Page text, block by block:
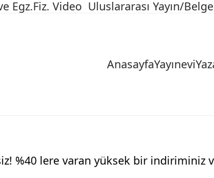
Egz.Fiz. Video Uluslararası Yayın/
AnasayfaYayınevi
%40 lere varan yüksek bir indiriminiz